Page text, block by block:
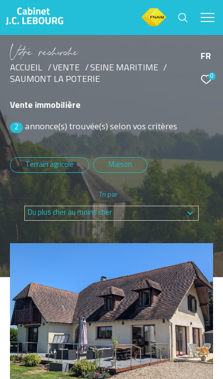
FR
0
Vore recece
ACCUEIL VENTE
SEINE MARITIME
SAUMONT LA POTERIE
Vente immobilière
2 annonce(s) trouvée(s) selon vos critères
Terrain agricole Maison
Tri par
Du plus cher au moins cher
Effectuer une recherche
Type d'offre
Vente
Type de bien
Budget
3 4 5+
Localisation
Surface